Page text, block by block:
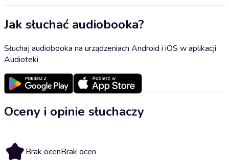
Jak słuchać audiobooka?
Słuchaj audiobooka na urządzeniach Android i iOS w aplikacji
Audioteki
Oceny i opinie słuchaczy
Brak ocenBrak ocen